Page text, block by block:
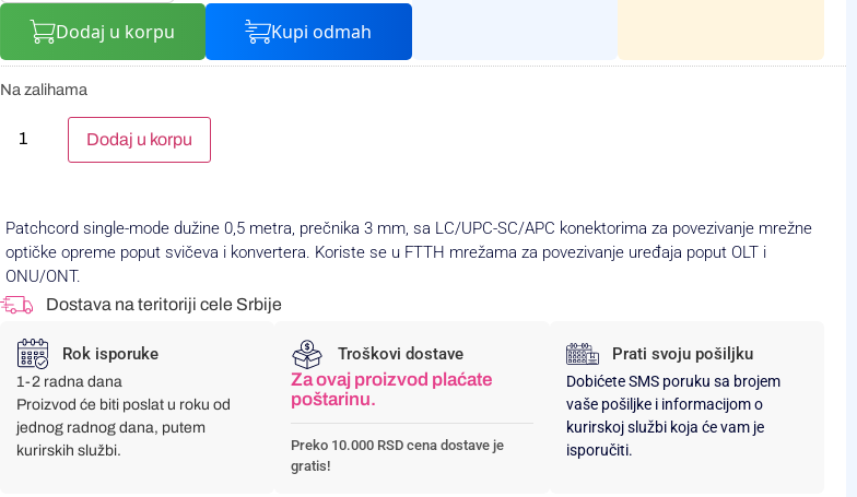
Dodaj u korpu Kupi odmah
Na zalihama
Dodaj u korpu
Patchcord single-mode dužine 0,5 metra, prečnika 3 mm, sa LC/UPC-SC/APC konektorima za povezivanje mrežne
optičke opreme poput svičeva i konvertera. Koriste se u FTTH mrežama za povezivanje uređaja poput OLT i
ONU/ONT.
Dostava na teritoriji cele Srbije
Rok isporuke
1-2 radna dana
Proizvod će biti poslat u roku od
jednog radnog dana, putem
kurirskih službi.
Troškovi dostave
Za ovaj proizvod plaćate
poštarinu.
Preko 10.000 RSD cena dostave je
gratis!
Prati svoju pošiljku
Dobićete SMS poruku sa brojem
vaše pošiljke i informacijom o
kurirskoj službi koja će vam je
isporučiti.